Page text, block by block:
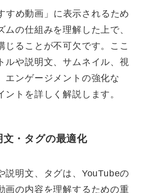
すめ動画」に表示されるため
ムの仕組みを理解した上で、
じることが不可欠です。ここ
ルや説明文、サムネイル、視
エンゲージメントの強化な
ントを詳しく解説します。
文・タグの最適化
説明文、タグは、YouTubeの
画の内容を理解するための重